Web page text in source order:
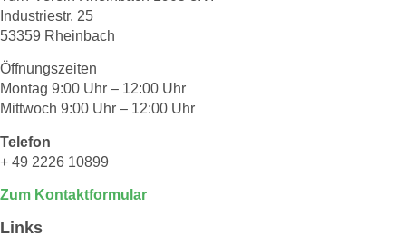
Industriestr. 25
53359 Rheinbach
Öffnungszeiten
Montag 9:00 Uhr – 12:00 Uhr
Mittwoch 9:00 Uhr – 12:00 Uhr
Telefon
+ 49 2226 10899
Zum Kontaktformular
Links